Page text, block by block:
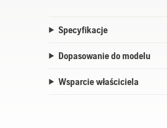
Specyfikacje
Dopasowanie do modelu
Wsparcie właściciela